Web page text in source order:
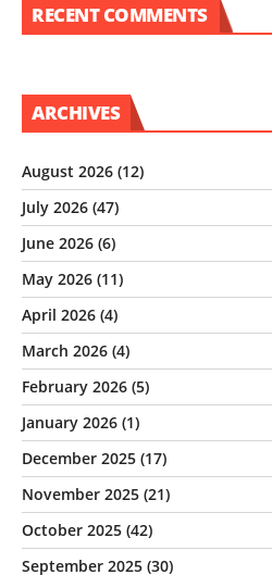
RECENT COMMENTS
ARCHIVES
August 2026 (12)
July 2026 (47)
June 2026 (6)
May 2026 (11)
April 2026 (4)
March 2026 (4)
February 2026 (5)
January 2026 (1)
December 2025 (17)
November 2025 (21)
October 2025 (42)
September 2025 (30)